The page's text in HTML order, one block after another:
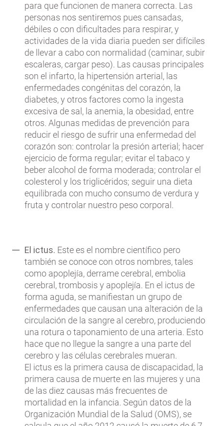
para que funcionen de manera correcta. Las
personas nos sentiremos pues cansadas,
débiles o con dificultades para respirar, y
actividades de la vida diaria pueden ser difíciles
de llevar a cabo con normalidad (caminar, subir
escaleras, cargar peso). Las causas principales
son el infarto, la hipertensión arterial, las
enfermedades congénitas del corazón, la
diabetes, y otros factores como la ingesta
excesiva de sal, la anemia, la obesidad, entre
otros. Algunas medidas de prevención para
reducir el riesgo de sufrir una enfermedad del
corazón son: controlar la presión arterial; hacer
ejercicio de forma regular; evitar el tabaco y
beber alcohol de forma moderada; controlar el
colesterol y los triglicéridos; seguir una dieta
equilibrada con mucho consumo de verdura y
fruta y controlar nuestro peso corporal.
El ictus. Este es el nombre científico pero
también se conoce con otros nombres, tales
como apoplejía, derrame cerebral, embolia
cerebral, trombosis y apoplejía. En el ictus de
forma aguda, se manifiestan un grupo de
enfermedades que causan una alteración de la
circulación de la sangre al cerebro, produciendo
una rotura o taponamiento de una arteria. Esto
hace que no llegue la sangre a una parte del
cerebro y las células cerebrales mueran.
El ictus es la primera causa de discapacidad, la
primera causa de muerte en las mujeres y una
de las diez causas más frecuentes de
mortalidad en la infancia. Según datos de la
Organización Mundial de la Salud (OMS), se